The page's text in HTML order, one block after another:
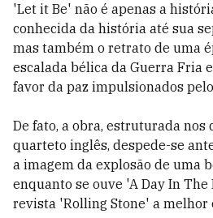
'Let it Be' não é apenas a
conhecida da história até sua
mas também o retrato de uma
escalada bélica da Guerra Fria
favor da paz impulsionados
De fato, a obra, estruturada
quarteto inglês, despede-se
a imagem da explosão de uma
enquanto se ouve 'A Day In
revista 'Rolling Stone' a melhor